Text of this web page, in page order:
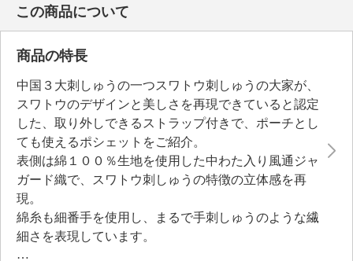
この商品について
商品の特長
中国３大刺しゅうの一つスワトウ刺しゅうの大家が、
スワトウのデザインと美しさを再現できていると認定
した、取り外しできるストラップ付きで、ポーチとし
ても使えるポシェットをご紹介。
表側は綿１００％生地を使用した中わた入り風通ジャ
ガード織で、スワトウ刺しゅうの特徴の立体感を再
現。
綿糸も細番手を使用し、まるで手刺しゅうのような繊
細さを表現しています。
携帯電話やお薬手帳など、大きなバッグの中で迷子に